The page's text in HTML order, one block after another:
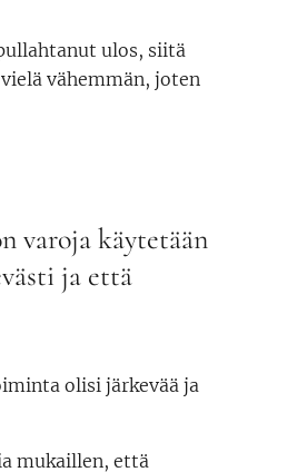
ulos, siitä
vähemmän, joten
varoja käytetään
ja että
olisi järkevää ja
mukaillen, että